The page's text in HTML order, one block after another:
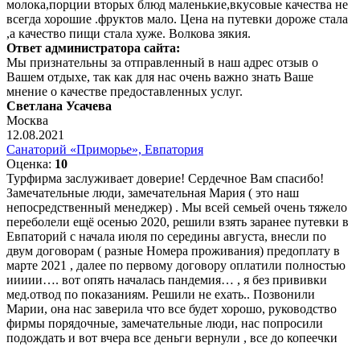
молока,порции вторых блюд маленькие,вкусовые качества не
всегда хорошие .фруктов мало. Цена на путевки дороже стала
,а качество пищи стала хуже. Волкова зякия.
Ответ администратора сайта:
Мы признательны за отправленный в наш адрес отзыв о
Вашем отдыхе, так как для нас очень важно знать Ваше
мнение о качестве предоставленных услуг.
Светлана Усачева
Москва
12.08.2021
Санаторий «Приморье», Евпатория
Оценка: 10
Турфирма заслуживает доверие! Сердечное Вам спасибо!
Замечательные люди, замечательная Мария ( это наш
непосредственный менеджер) . Мы всей семьей очень тяжело
переболели ещё осенью 2020, решили взять заранее путевки в
Евпаторий с начала июля по середины августа, внесли по
двум договорам ( разные Номера проживания) предоплату в
марте 2021 , далее по первому договору оплатили полностью
иииии…. вот опять началась пандемия… , я без прививки
мед.отвод по показаниям. Решили не ехать.. Позвонили
Марии, она нас заверила что все будет хорошо, руководство
фирмы порядочные, замечательные люди, нас попросили
подождать и вот вчера все деньги вернули , все до копеечки